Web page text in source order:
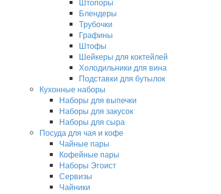
Блендеры
Трубочки
Графины
Штофы
Шейкеры для коктейлей
Холодильники для вина
Подставки для бутылок
Кухонные наборы
Наборы для выпечки
Наборы для закусок
Наборы для сыра
Посуда для чая и кофе
Чайные пары
Кофейные пары
Наборы Эгоист
Сервизы
Чайники